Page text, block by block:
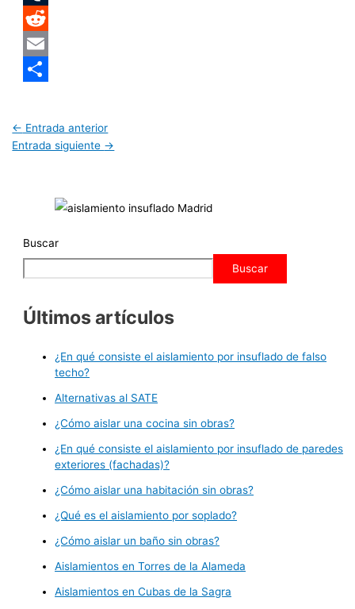
Tumblr
Reddit
Email
← Entrada anterior
Entrada siguiente →
Buscar
Buscar
Últimos artículos
¿En qué consiste el aislamiento por insuflado de falso
techo?
Alternativas al SATE
¿Cómo aislar una cocina sin obras?
¿En qué consiste el aislamiento por insuflado de paredes
exteriores (fachadas)?
¿Cómo aislar una habitación sin obras?
¿Qué es el aislamiento por soplado?
¿Cómo aislar un baño sin obras?
Aislamientos en Torres de la Alameda
Aislamientos en Cubas de la Sagra